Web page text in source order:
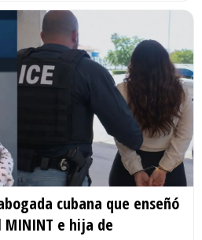
cubana que enseñó
e hija de